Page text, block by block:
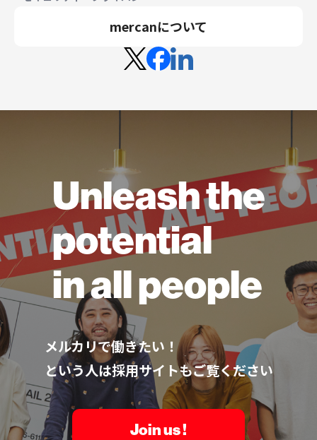
mercanについて
Unleash the
potential
in all people
メルカリで働きたい！
という人は採用サイトもご覧ください
Join us !